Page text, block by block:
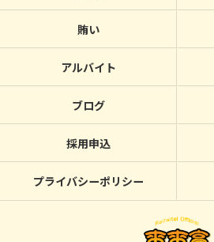
賄い
アルバイト
ブログ
採用申込
プライバシーポリシー